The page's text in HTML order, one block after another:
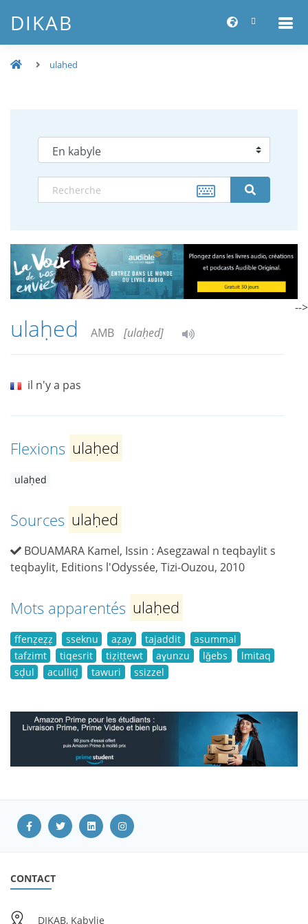
DIKAB
ulaḥed
ulaḥed AMB [ulaḥed]
il n'y a pas
Flexions ulaḥed
ulaḥed
Sources ulaḥed
BOUAMARA Kamel, Issin : Asegzawal n teqbaylit s
teqbaylit, Editions l'Odyssée, Tizi-Ouzou, 2010
Mots apparentés ulaḥed
ffenẓeẓẓ sseknu aẓay tajaddit
asummal
tafzimt
tiqesrit tiẓiṭṭewt aɣunzu lǧebs
lmitaq
sḍul
aculliḍ tawuri ssizzel
-->
CONTACT
DIKAB, Kabylie